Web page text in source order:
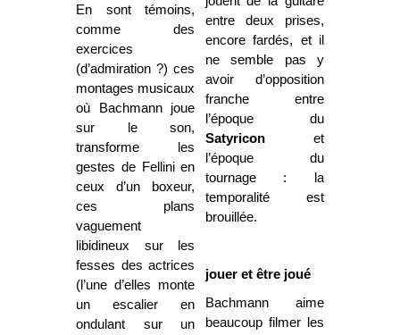
En sont témoins,
comme des
exercices
(d’admiration ?) ces
montages musicaux
où Bachmann joue
sur le son,
transforme les
gestes de Fellini en
ceux d’un boxeur,
ces plans
vaguement
libidineux sur les
fesses des actrices
(l’une d’elles monte
un escalier en
ondulant sur un
entre deux prises,
encore fardés, et il
ne semble pas y
avoir d’opposition
franche entre
l’époque du
Satyriconet
l’époque du
tournage : la
temporalité est
brouillée.
jouer et être joué
Bachmann aime
beaucoup filmer les